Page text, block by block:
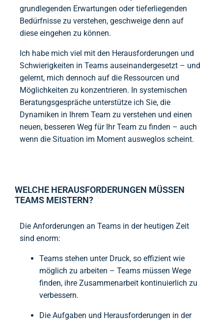
grundlegenden Erwartungen oder tieferliegenden
Bedürfnisse zu verstehen, geschweige denn auf
diese eingehen zu können.
Ich habe mich viel mit den Herausforderungen und
Schwierigkeiten in Teams auseinandergesetzt – und
gelernt, mich dennoch auf die Ressourcen und
Möglichkeiten zu konzentrieren. In systemischen
Beratungsgespräche unterstütze ich Sie, die
Dynamiken in Ihrem Team zu verstehen und einen
neuen, besseren Weg für Ihr Team zu finden – auch
wenn die Situation im Moment ausweglos scheint.
WELCHE HERAUSFORDERUNGEN MÜSSEN
TEAMS MEISTERN?
Die Anforderungen an Teams in der heutigen Zeit
sind enorm:
Teams stehen unter Druck, so effizient wie
möglich zu arbeiten – Teams müssen Wege
finden, ihre Zusammenarbeit kontinuierlich zu
verbessern.
Die Aufgaben und Herausforderungen in der